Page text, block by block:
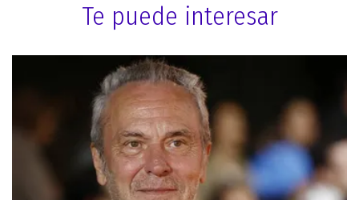
Te puede interesar